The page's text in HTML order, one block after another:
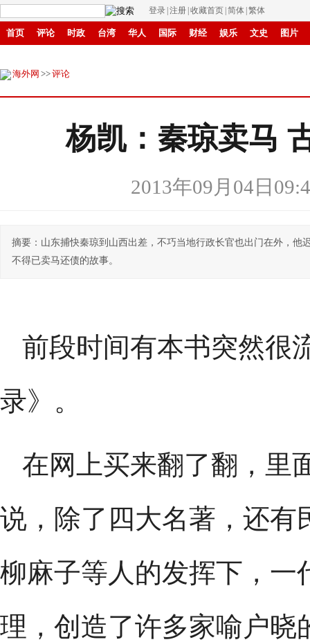
登录 注册 收藏首页 简体 繁体
首页 评论 时政 台湾 华人 国际 财经 娱乐 文史 图片
海外网 >>评论
杨凯：秦琼卖马
2013年09月04日
摘要：山东捕快秦琼到山西出差，不巧当地行政长官也出门在外，
不得已卖马还债的故事。
前段时间有本书突然很
录》。
在网上买来翻了翻，里
说，除了四大名著，还有
柳麻子等人的发挥下，一
理，创造了许多家喻户晓